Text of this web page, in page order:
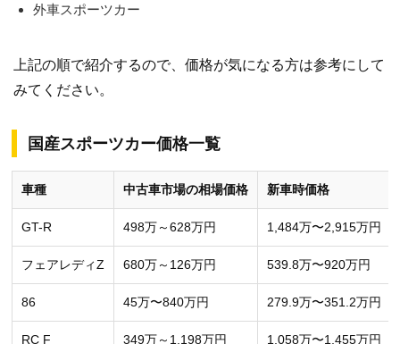
外車スポーツカー
上記の順で紹介するので、価格が気になる方は参考にして
みてください。
国産スポーツカー価格一覧
車種 中古車市場の相場価格 新車時価格
GT-R 498万～628万円 1,484万〜2,915万円
フェアレディZ 680万～126万円 539.8万〜920万円
86 45万〜840万円 279.9万〜351.2万円
RC F 349万～1,198万円 1,058万〜1,455万円